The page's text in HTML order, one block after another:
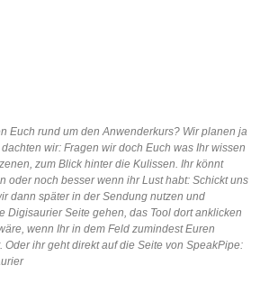
Euch rund um den Anwenderkurs? Wir planen ja
wir: Fragen wir doch Euch was Ihr wissen
zum Blick hinter die Kulissen. Ihr könnt
oder noch besser wenn ihr Lust habt: Schickt uns
dann später in der Sendung nutzen und
Digisaurier Seite gehen, das Tool dort anklicken
wenn Ihr in dem Feld zumindest Euren
Oder ihr geht direkt auf die Seite von SpeakPipe: